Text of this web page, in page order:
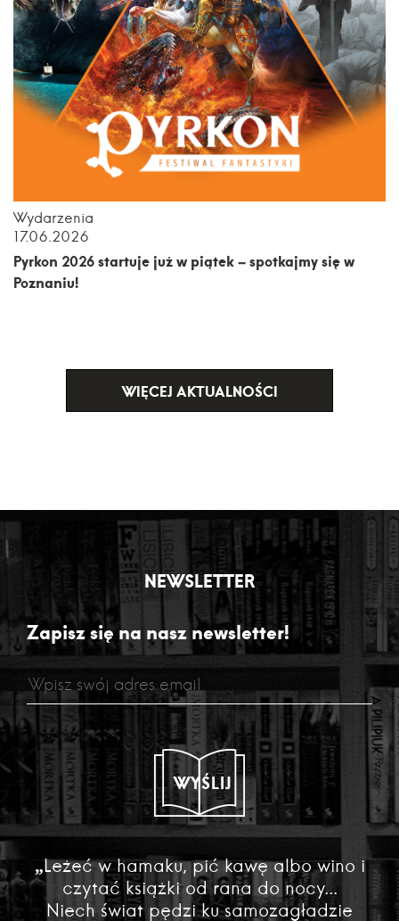
Wydarzenia
17.06.2026
Pyrkon 2026 startuje już w piątek – spotkajmy się w
Poznaniu!
WIĘCEJ AKTUALNOŚCI
NEWSLETTER
Zapisz się na nasz newsletter!
WYŚLIJ
„Leżeć w hamaku, pić kawę albo wino i
czytać książki od rana do nocy...
Niech świat pędzi ku samozagładzie